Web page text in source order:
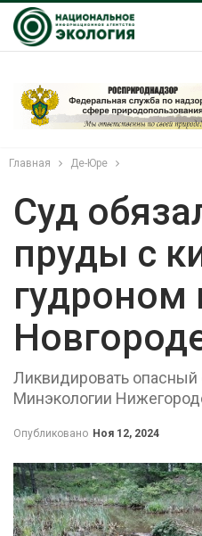
Главная Де-Юре
Суд
пруды с
Ликвидировать
Минэкологии
Опубликовано Ноя 12, 2024